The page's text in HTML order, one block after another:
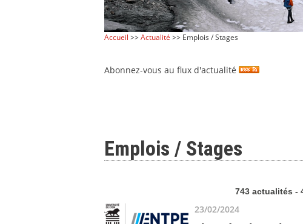
Accueil >>Actualité >> Emplois / Stages
Abonnez-vous au flux d'actualité
Emplois / Stages
743 actualités -
23/02/2024